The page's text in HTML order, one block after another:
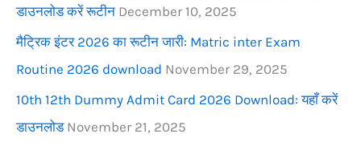
डाउनलोड करें रूटीन December 10, 2025
मैट्रिक इंटर 2026 का रूटीन जारी: Matric inter Exam
Routine 2026 download November 29, 2025
10th 12th Dummy Admit Card 2026 Download: यहाँ करें
डाउनलोड November 21, 2025